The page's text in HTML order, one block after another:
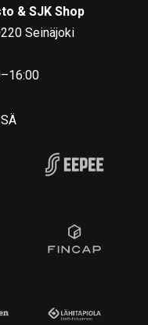
& SJK Shop
Seinäjoki